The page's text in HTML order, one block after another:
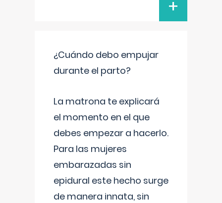
+
¿Cuándo debo empujar
durante el parto?
La matrona te explicará
el momento en el que
debes empezar a hacerlo.
Para las mujeres
embarazadas sin
epidural este hecho surge
de manera innata, sin